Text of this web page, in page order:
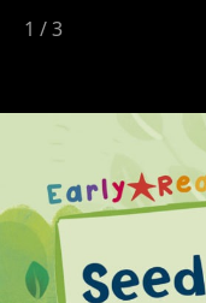
1 /3